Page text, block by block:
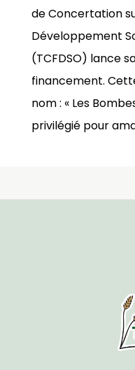
de Concertation
Développement
(TCFDSO) lance
financement.
nom : « Les
privilégié pour